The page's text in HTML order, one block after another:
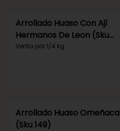
Arrollado Huaso Con Ají
Hermanos De Leon (Sku
292)
Venta por 1/4 kg.
Arrollado Huaso Omeñaca
(Sku 149)